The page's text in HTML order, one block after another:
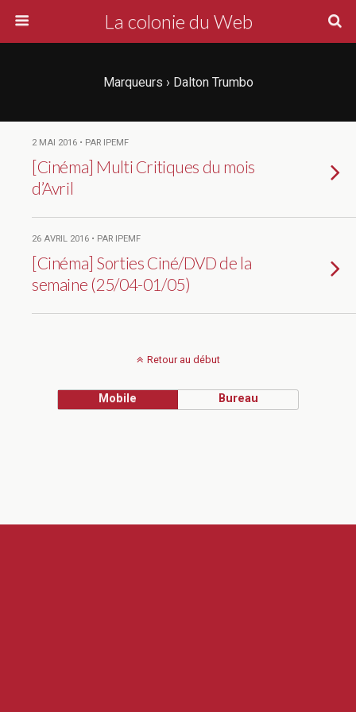
La colonie du Web
Marqueurs › Dalton Trumbo
2 MAI 2016 • PAR IPEMF
[Cinéma] Multi Critiques du mois
d’Avril
26 AVRIL 2016 • PAR IPEMF
[Cinéma] Sorties Ciné/DVD de la
semaine (25/04-01/05)
Retour au début
Mobile Bureau